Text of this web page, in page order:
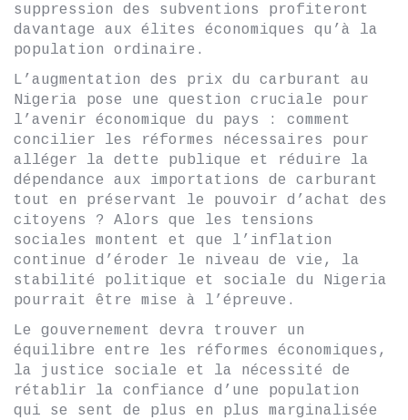
suppression des subventions profiteront
davantage aux élites économiques qu’à la
population ordinaire.
L’augmentation des prix du carburant au
Nigeria pose une question cruciale pour
l’avenir économique du pays : comment
concilier les réformes nécessaires pour
alléger la dette publique et réduire la
dépendance aux importations de carburant
tout en préservant le pouvoir d’achat des
citoyens ? Alors que les tensions
sociales montent et que l’inflation
continue d’éroder le niveau de vie, la
stabilité politique et sociale du Nigeria
pourrait être mise à l’épreuve.
Le gouvernement devra trouver un
équilibre entre les réformes économiques,
la justice sociale et la nécessité de
rétablir la confiance d’une population
qui se sent de plus en plus marginalisée